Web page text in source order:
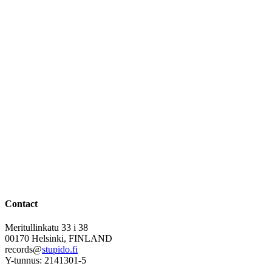
Contact
Meritullinkatu 33 i 38
00170 Helsinki, FINLAND
records@stupido.fi
Y-tunnus: 2141301-5